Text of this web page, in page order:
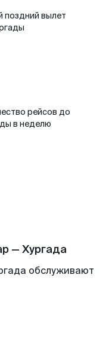
поздний вылет
рейсов до
в неделю
— Хургада
обслуживают